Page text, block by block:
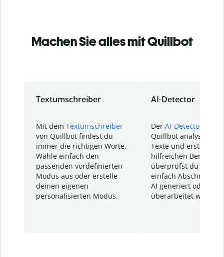
Machen Sie alles mit Quillbot
Textumschreiber
Mit dem Textumschreiber
von Quillbot findest du
immer die richtigen Worte.
Wähle einfach den
passenden vordefinierten
Modus aus oder erstelle
deinen eigenen
personalisierten Modus.
AI-Detector
Der AI-Detector
Quillbot analysiert
Texte und erstellt
hilfreichen Bericht.
überprüfst du
einfach Abschnitte,
AI generiert oder
überarbeitet wurden.